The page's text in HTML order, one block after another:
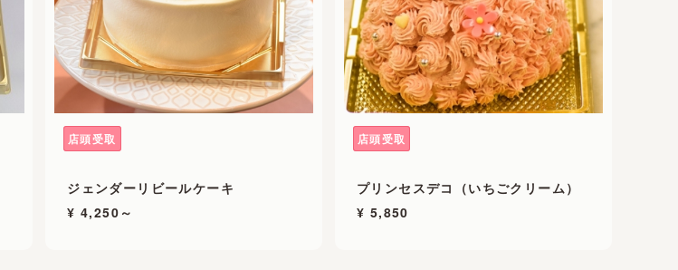
店頭受取
ジェンダーリビールケーキ
¥ 4,250～
店頭受取
プリンセスデコ（いちごクリーム）
¥ 5,850